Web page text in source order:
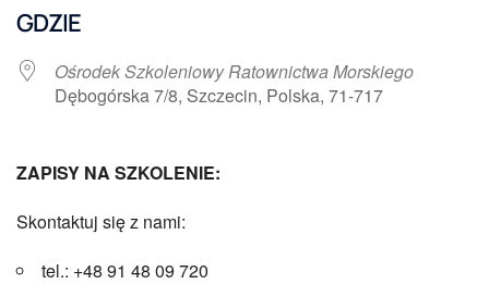
GDZIE
Ośrodek Szkoleniowy Ratownictwa Morskiego
Dębogórska 7/8, Szczecin, Polska, 71-717
ZAPISY NA SZKOLENIE:
Skontaktuj się z nami:
tel.: +48 91 48 09 720